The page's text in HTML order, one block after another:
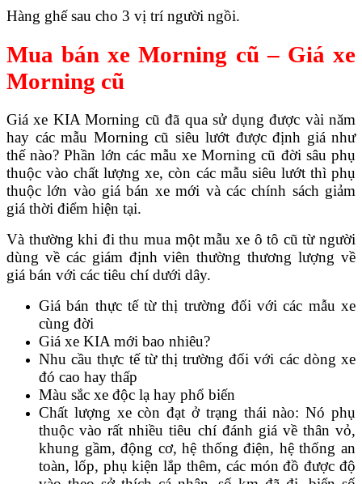
Hàng ghế sau cho 3 vị trí người ngồi.
Mua bán xe Morning cũ – Giá xe
Morning cũ
Giá xe KIA Morning cũ đã qua sử dụng được vài năm
hay các mẫu Morning cũ siêu lướt được định giá như
thế nào? Phần lớn các mẫu xe Morning cũ đời sâu phụ
thuộc vào chất lượng xe, còn các mẫu siêu lướt thì phụ
thuộc lớn vào giá bán xe mới và các chính sách giảm
giá thời điểm hiện tại.
Và thường khi đi thu mua một mẫu xe ô tô cũ từ người
dùng về các giám định viên thường thương lượng về
giá bán với các tiêu chí dưới dây.
Giá bán thực tế từ thị trường đối với các mẫu xe
cùng đời
Giá xe KIA mới bao nhiêu?
Nhu cầu thực tế từ thị trường đối với các dòng xe
đó cao hay thấp
Màu sắc xe độc lạ hay phổ biến
Chất lượng xe còn đạt ở trạng thái nào: Nó phụ
thuộc vào rất nhiều tiêu chí đánh giá về thân vỏ,
khung gầm, động cơ, hệ thống điện, hệ thống an
toàn, lốp, phụ kiện lắp thêm, các món đồ được độ